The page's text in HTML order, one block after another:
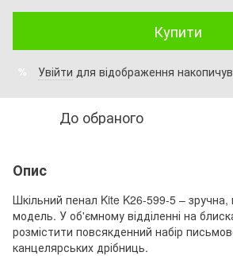
Купити
% Увійти для відображення
До обраного
Опис
Шкільний пенал Kite K26-599-5 – зручна,
модель. У об'ємному відділенні на
розмістити повсякденний набір
канцелярських дрібниць.